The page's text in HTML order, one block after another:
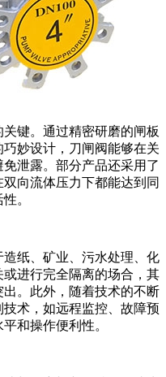
键。通过精密研磨的闸板
妙设计，刀闸阀能够在关
泄露。部分产品还采用了
向流体压力下都能达到同
。
纸、矿业、污水处理、化
进行完全隔离的场合，其
。此外，随着技术的不断
术，如远程监控、故障预
和操作便利性。